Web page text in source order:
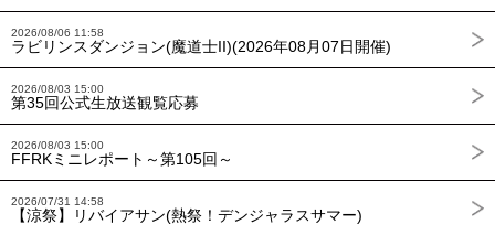
2026/08/06 11:58
ラビリンスダンジョン(魔道士II)(2026年08月07日開催)
2026/08/03 15:00
第35回公式生放送観覧応募
2026/08/03 15:00
FFRKミニレポート～第105回～
2026/07/31 14:58
【涼祭】リバイアサン(熱祭！デンジャラスサマー)